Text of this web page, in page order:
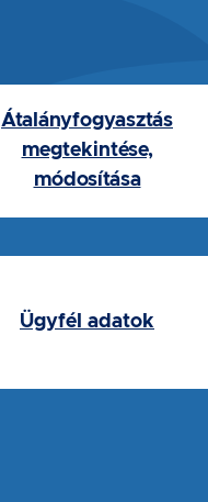
Átalányfogyasztás
megtekintése,
módosítása
Ügyfél adatok